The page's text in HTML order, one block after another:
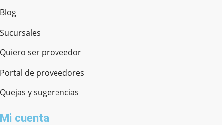
Blog
Sucursales
Quiero ser proveedor
Portal de proveedores
Quejas y sugerencias
Mi cuenta